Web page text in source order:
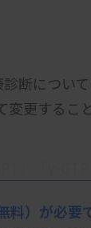
断につい
更するこ
て実施する
無料）が必要